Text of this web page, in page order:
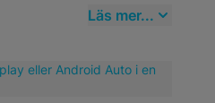
ett önskat val för familjer
över. För dem som äger
vikt att värna om bilens
genom användningen av
Läs mer...
eller Android Auto i en